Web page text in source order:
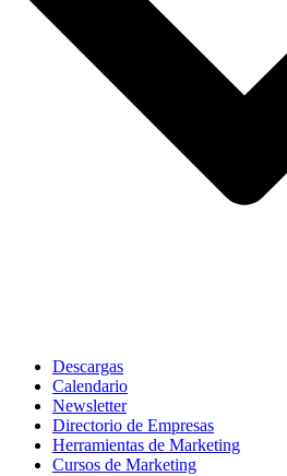
Descargas
Calendario
Newsletter
Directorio de Empresas
Herramientas de Marketing
Cursos de Marketing